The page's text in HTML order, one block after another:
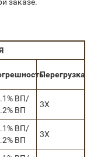
Перегрузка
ВП/
ВП
3X
ВП/
ВП
3X